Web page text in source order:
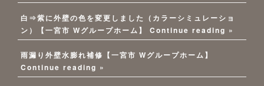
白⇒紫に外壁の色を変更しました（カラーシミュレーショ
ン）【一宮市 Wグループホーム】
Continue reading »
雨漏り外壁水膨れ補修【一宮市 Wグループホーム】
Continue reading »